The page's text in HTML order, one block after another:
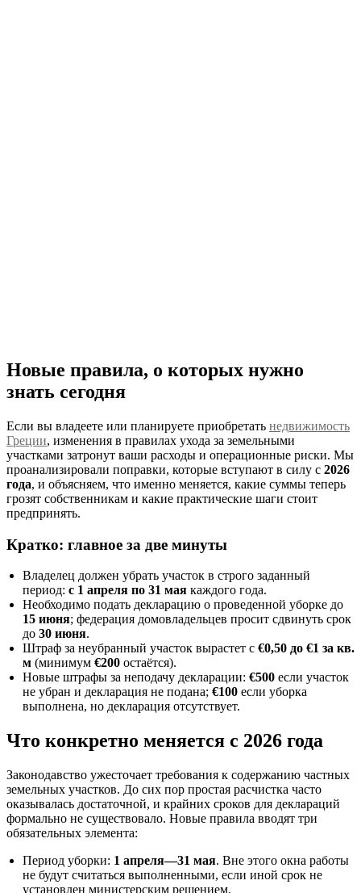
Новые правила, о которых нужно
знать сегодня
Если вы владеете или планируете приобретать недвижимость
Греции, изменения в правилах ухода за земельными
участками затронут ваши расходы и операционные риски. Мы
проанализировали поправки, которые вступают в силу с 2026
года, и объясняем, что именно меняется, какие суммы теперь
грозят собственникам и какие практические шаги стоит
предпринять.
Кратко: главное за две минуты
Владелец должен убрать участок в строго заданный
период: с 1 апреля по 31 мая каждого года.
Необходимо подать декларацию о проведенной уборке до
15 июня; федерация домовладельцев просит сдвинуть срок
до 30 июня.
Штраф за неубранный участок вырастет с €0,50 до €1 за кв.
м (минимум €200 остаётся).
Новые штрафы за неподачу декларации: €500 если участок
не убран и декларация не подана; €100 если уборка
выполнена, но декларация отсутствует.
Что конкретно меняется с 2026 года
Законодавство ужесточает требования к содержанию частных
земельных участков. До сих пор простая расчистка часто
оказывалась достаточной, и крайних сроков для деклараций
формально не существовало. Новые правила вводят три
обязательных элемента:
Период уборки: 1 апреля—31 мая. Вне этого окна работы
не будут считаться выполненными, если иной срок не
установлен министерским решением.